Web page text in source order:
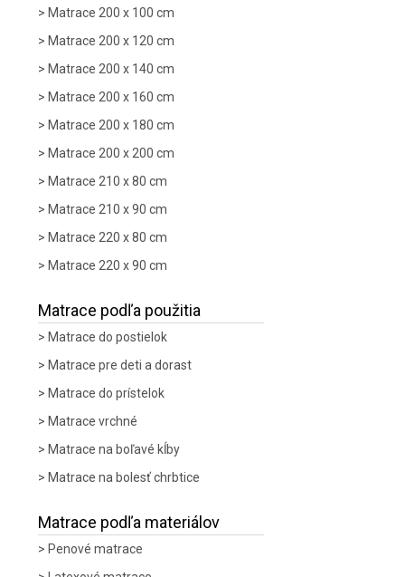
Matrace 200 x 100 cm
Matrace 200 x 120 cm
Matrace 200 x 140 cm
Matrace 200 x 160 cm
Matrace 200 x 180 cm
Matrace 200 x 200 cm
Matrace 210 x 80 cm
Matrace 210 x 90 cm
Matrace 220 x 80 cm
Matrace 220 x 90 cm
Matrace podľa použitia
Matrace do postielok
Matrace pre deti a dorast
Matrace do prístelok
Matrace vrchné
Matrace na boľavé kĺby
Matrace na bolesť chrbtice
Matrace podľa materiálov
Penové matrace